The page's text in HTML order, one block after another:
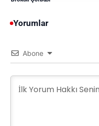
Yorumlar
Abone